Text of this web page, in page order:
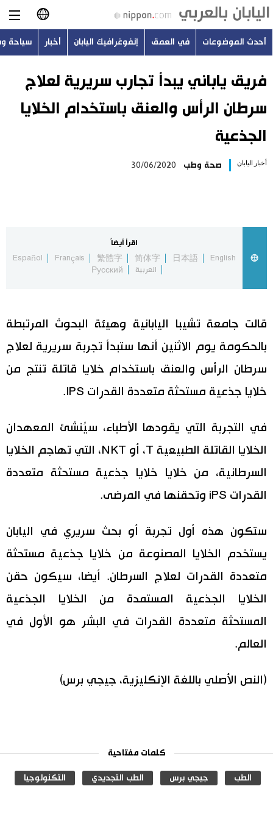
日本語
English
简体字
أحدث الموضوعات
سياحة وسفر
اليابان في فيديو
مانغا وأنيمي
علوم وتكنولوجيا
الأقسام
صور
تجارب وآراء
سياسة
اقتصاد
مجتمع
ثقافة
لايف ستايل
الأكثر تفاعلا
اللغة اليابانية
موسوعة اليابان
هو وهي
المطبخ الياباني
تواصل معنا
أحدث الموضوعات في العمق إنفوغرافيك اليابان أخبار سياحة
فريق ياباني يبدأ تجارب سريرية لعلاج
سرطان الرأس والعنق باستخدام الخلايا
الجذعية
أخبار اليابان صحة وطب 30/06/2020
اقرأ أيضاً
English
日本語
简体字
繁體字
Français
Español
العربية
Русский
قالت جامعة تشيبا اليابانية وهيئة البحوث المرتبطة
بالحكومة يوم الاثنين أنها ستبدأ تجربة سريرية لعلاج
سرطان الرأس والعنق باستخدام خلايا قاتلة تنتج من
خلايا جذعية مستحثة متعددة القدرات IPS.
في التجربة التي يقودها الأطباء، سيُنشئ المعهدان
الخلايا القاتلة الطبيعية T، أو NKT، التي تهاجم الخلايا
السرطانية، من خلايا خلايا جذعية مستحثة متعددة
القدرات iPS وتحقنها في المرضى.
ستكون هذه أول تجربة أو بحث سريري في اليابان
يستخدم الخلايا المصنوعة من خلايا جذعية مستحثة
متعددة القدرات لعلاج السرطان. أيضا، سيكون حقن
الخلايا الجذعية المستمدة من الخلايا الجذعية
المستحثة متعددة القدرات في البشر هو الأول في
العالم.
(النص الأصلي باللغة الإنكليزية، جيجي برس)
كلمات مفتاحية
الطب جيجي برس الطب التجديدي التكنولوجيا